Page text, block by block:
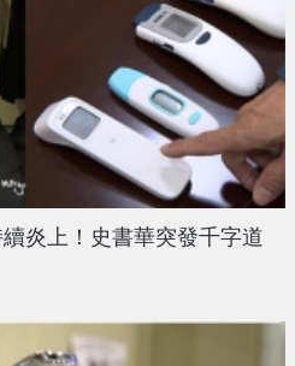
炎上！史書華突發千字道